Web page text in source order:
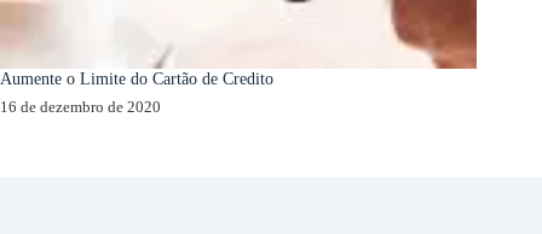
Aumente o Limite do Cartão de Credito
16 de dezembro de 2020